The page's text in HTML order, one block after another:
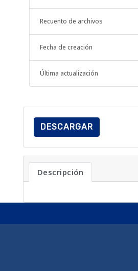
Recuento de archivos
Fecha de creación
Última actualización
DESCARGAR
Descripción